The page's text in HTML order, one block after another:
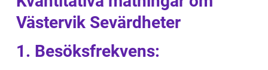
Västervik Sevärdheter
1. Besöksfrekvens: